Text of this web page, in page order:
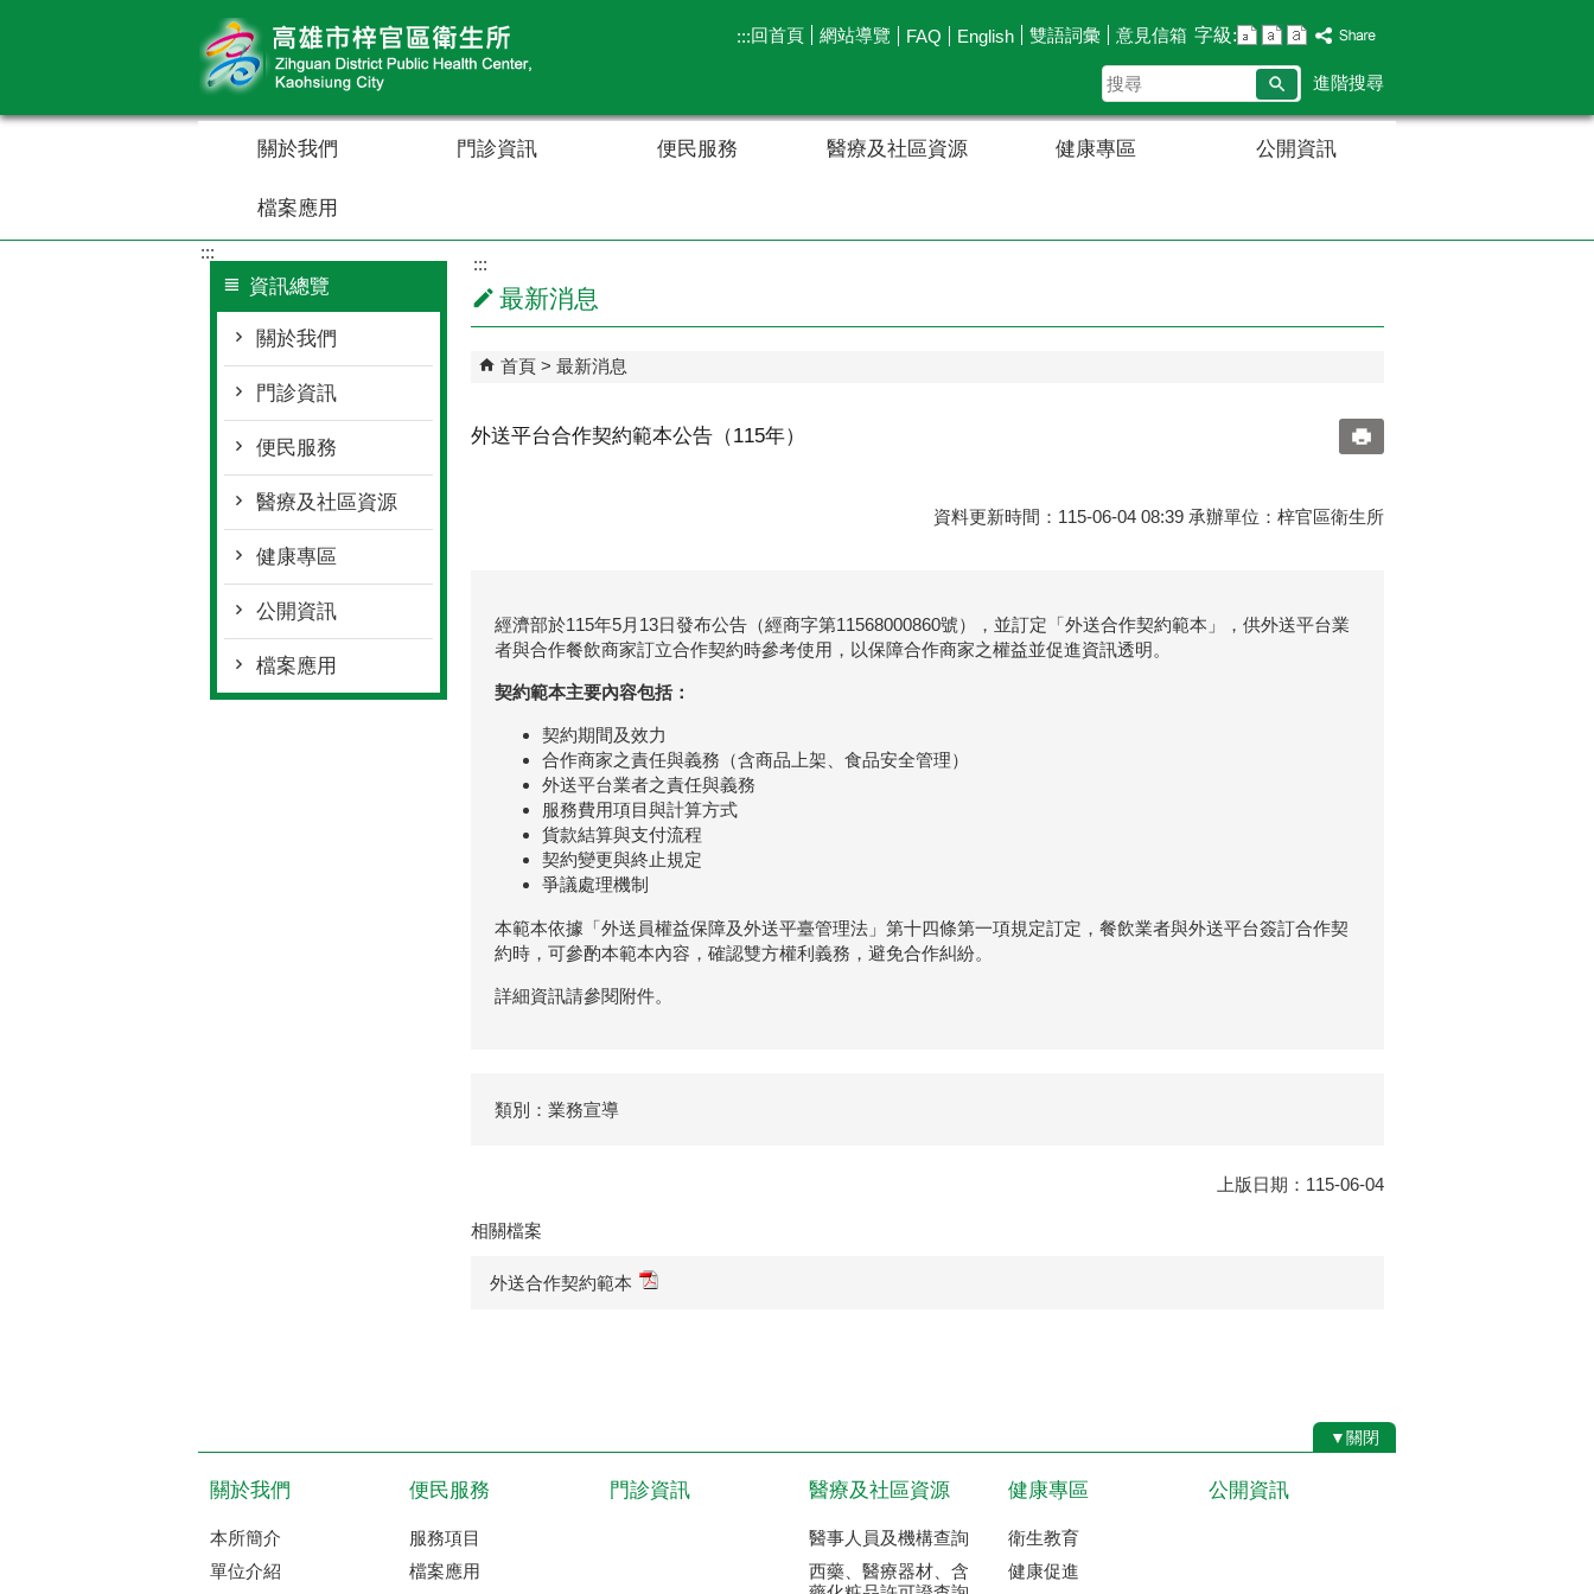
:::回首頁 網站導覽 FAQ English 雙語詞彙 意見信箱 字級:
搜
尋
進階搜尋
關於我們 門診資訊 便民服務 醫療及社區資源 健康專區 公開資訊
檔案應用
:::
資訊總覽
關於我們
門診資訊
便民服務
醫療及社區資源
健康專區
公開資訊
檔案應用
:::
最新消息
首頁 最新消息
外送平台合作契約範本公告（115年）
資料更新時間：115-06-04 08:39 承辦單位：梓官區衛生所
經濟部於115年5月13日發布公告（經商字第11568000860號），並訂定「外送合作契約範本」，供外送平台業
者與合作餐飲商家訂立合作契約時參考使用，以保障合作商家之權益並促進資訊透明。
契約範本主要內容包括：
契約期間及效力
合作商家之責任與義務（含商品上架、食品安全管理）
外送平台業者之責任與義務
服務費用項目與計算方式
貨款結算與支付流程
契約變更與終止規定
爭議處理機制
本範本依據「外送員權益保障及外送平臺管理法」第十四條第一項規定訂定，餐飲業者與外送平台簽訂合作契
約時，可參酌本範本內容，確認雙方權利義務，避免合作糾紛。
詳細資訊請參閱附件。
類別：業務宣導
上版日期：115-06-04
相關檔案
外送合作契約範本
▼關閉
關於我們
本所簡介
單位介紹
便民服務
服務項目
檔案應用
門診資訊 醫療及社區資源
醫事人員及機構查詢
西藥、醫療器材、含
健康專區
衛生教育
健康促進
公開資訊